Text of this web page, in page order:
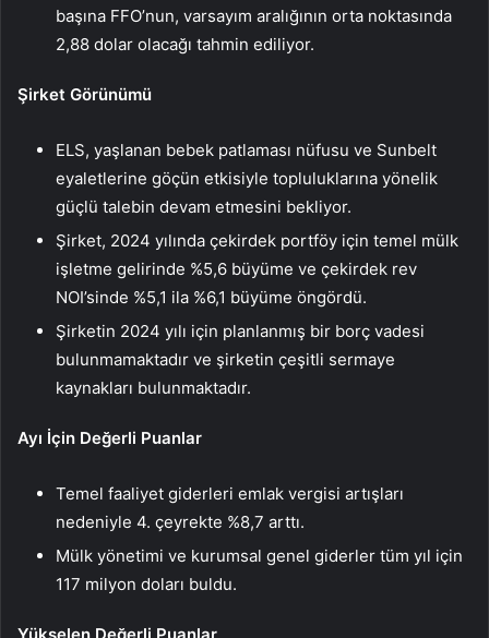
başına FFO’nun, varsayım aralığının orta noktasında
2,88 dolar olacağı tahmin ediliyor.
Şirket Görünümü
ELS, yaşlanan bebek patlaması nüfusu ve Sunbelt
eyaletlerine göçün etkisiyle topluluklarına yönelik
güçlü talebin devam etmesini bekliyor.
Şirket, 2024 yılında çekirdek portföy için temel mülk
işletme gelirinde %5,6 büyüme ve çekirdek rev
NOI’sinde %5,1 ila %6,1 büyüme öngördü.
Şirketin 2024 yılı için planlanmış bir borç vadesi
bulunmamaktadır ve şirketin çeşitli sermaye
kaynakları bulunmaktadır.
Ayı İçin Değerli Puanlar
Temel faaliyet giderleri emlak vergisi artışları
nedeniyle 4. çeyrekte %8,7 arttı.
Mülk yönetimi ve kurumsal genel giderler tüm yıl için
117 milyon doları buldu.